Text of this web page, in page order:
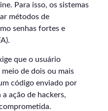
Para isso, os sistemas
métodos de
senhas fortes e
que o usuário
de dois ou mais
código enviado por
ação de hackers,